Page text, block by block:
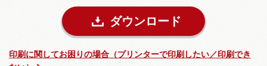
ダウンロード
印刷に関してお困りの場合（プリンターで印刷したい／印刷でき